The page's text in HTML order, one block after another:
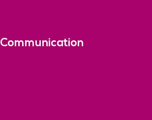
Communication